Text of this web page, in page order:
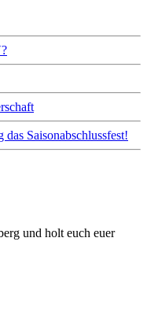
Saisonabschlussfest!
und holt euch euer